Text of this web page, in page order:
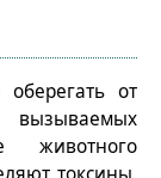
от
животного